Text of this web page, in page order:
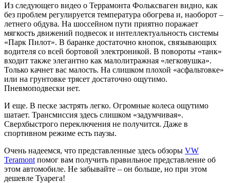
Из следующего видео о Террамонта Фольксваген видно, как
без проблем регулируется температура обогрева и, наоборот –
летнего обдува. На шоссейном пути приятно поражает
мягкость движений подвесок и интеллектуальность системы
«Парк Пилот». В баранке достаточно кнопок, связывающих
водителя со всей бортовой электроникой. В повороты «танк»
входит также элегантно как малолитражная «легковушка».
Только качнет вас малость. На слишком плохой «асфальтовке»
или на грунтовке трясет достаточно ощутимо.
Пневмоподвески нет.
И еще. В песке застрять легко. Огромные колеса ощутимо
шатает. Трансмиссия здесь слишком «задумчивая».
Сверхбыстрого переключения не получится. Даже в
спортивном режиме есть паузы.
Очень надеемся, что представленные здесь обзоры VW
Teramont помог вам получить правильное представление об
этом автомобиле. Не забывайте – он больше, но при этом
дешевле Туарега!